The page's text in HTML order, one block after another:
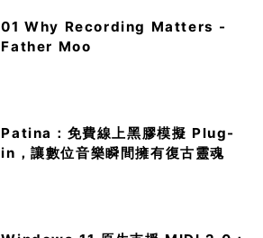
01 Why Recording Matters -
Father Moo
Patina：免費線上黑膠模擬 Plug-
in，讓數位音樂瞬間擁有復古靈魂